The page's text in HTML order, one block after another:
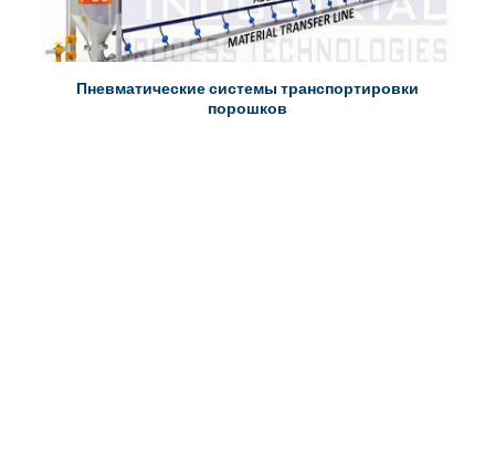
Пневматические системы транспортировки
порошков